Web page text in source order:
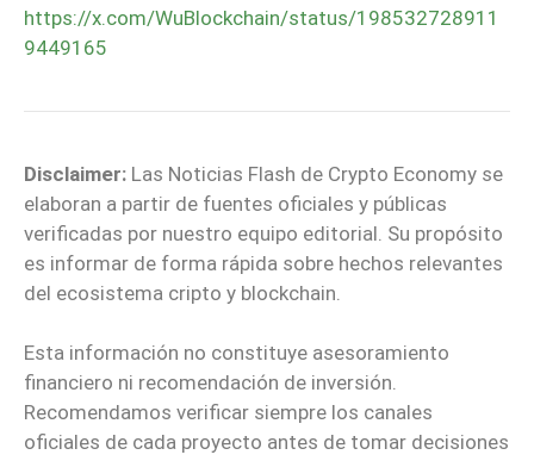
https://x.com/WuBlockchain/status/198532728911
9449165
Disclaimer: Las Noticias Flash de Crypto Economy se
elaboran a partir de fuentes oficiales y públicas
verificadas por nuestro equipo editorial. Su propósito
es informar de forma rápida sobre hechos relevantes
del ecosistema cripto y blockchain.
Esta información no constituye asesoramiento
financiero ni recomendación de inversión.
Recomendamos verificar siempre los canales
oficiales de cada proyecto antes de tomar decisiones